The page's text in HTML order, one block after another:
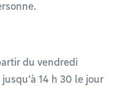
du vendredi
14 h 30 le jour